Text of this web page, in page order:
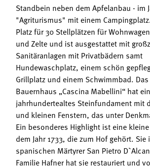
Standbein neben dem Apfelanbau - im
"Agriturismus" mit einem
Platz für 30 Stellplätzen für
und Zelte und ist ausgestattet mit
Sanitäranlagen mit Privatbädern samt
Hundewaschplatz, einem schön
Grillplatz und einem Schwimmbad.
Bauernhaus „Cascina Mabellini“ hat ein
jahrhundertealtes Steinfundament mit
und kleinen Fenstern, das unter
Ein besonderes Highlight ist eine
dem Jahr 1733, die zum Hof gehört. Sie
spanischen Märtyrer San Pietro
Familie Hafner hat sie restauriert und